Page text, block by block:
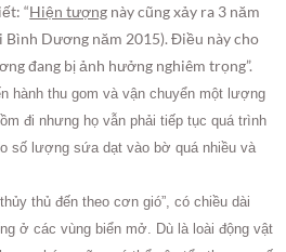
“Hiện tượng này cũng xảy ra 3 năm
Bình Dương năm 2015). Điều này cho
đang bị ảnh hưởng nghiêm trọng”.
hành thu gom và vận chuyển một lượng
đi nhưng họ vẫn phải tiếp tục quá trình
số lượng sứa dạt vào bờ quá nhiều và
thủ đến theo cơn gió”, có chiều dài
ở các vùng biển mở. Dù là loài động vật